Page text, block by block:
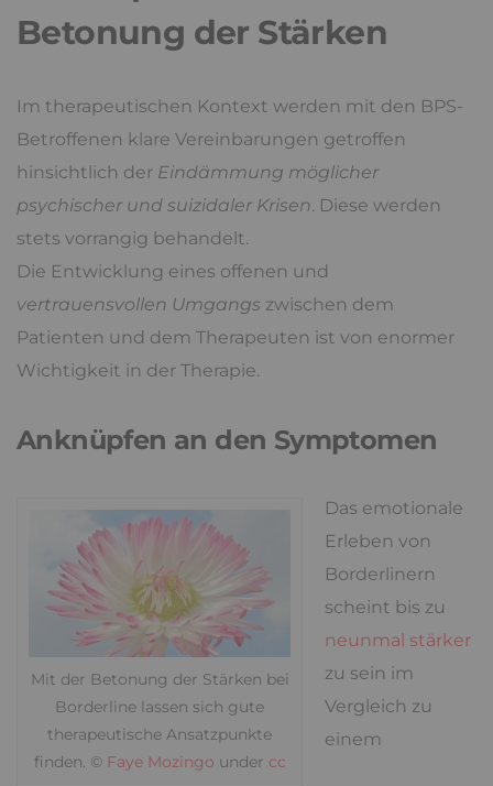
Betonung der Stärken
Im therapeutischen Kontext werden mit den BPS-
Betroffenen klare Vereinbarungen getroffen
hinsichtlich der Eindämmung möglicher
psychischer und suizidaler Krisen. Diese werden
stets vorrangig behandelt.
Die Entwicklung eines offenen und
vertrauensvollen Umgangs zwischen dem
Patienten und dem Therapeuten ist von enormer
Wichtigkeit in der Therapie.
Anknüpfen an den Symptomen
Mit der Betonung der Stärken bei
Borderline lassen sich gute
therapeutische Ansatzpunkte
finden. © Faye Mozingo under cc
Das emotionale
Erleben von
Borderlinern
scheint bis zu
neunmal stärker
zu sein im
Vergleich zu
einem